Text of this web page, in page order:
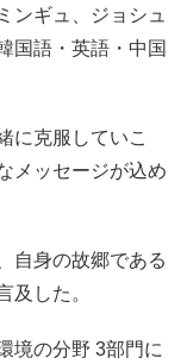
ンギュ、ジョシュ
国語・英語・中国
に克服していこ
メッセージが込め
自身の故郷である
及した。
境の分野 3部門に